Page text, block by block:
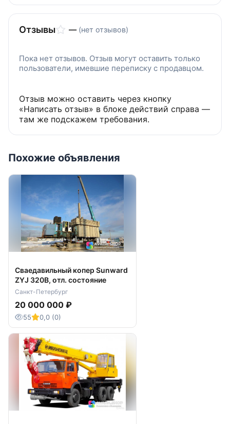
Отзывы — (нет отзывов)
Пока нет отзывов. Отзыв могут оставить только
пользователи, имевшие переписку с продавцом.
Отзыв можно оставить через кнопку
«Написать отзыв» в блоке действий справа —
там же подскажем требования.
Похожие объявления
Сваедавильный копер Sunward
ZYJ 320B, отл. состояние
Санкт-Петербург
20 000 000 ₽
55 0,0 (0)